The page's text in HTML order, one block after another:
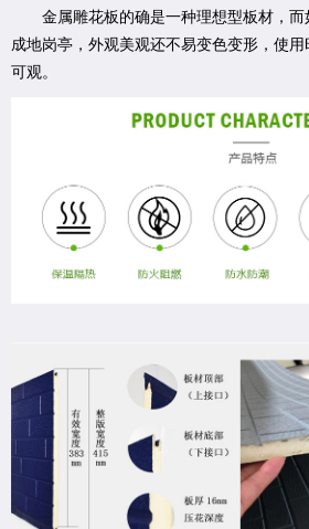
金属雕花板的确是一种理想型板材，
成地岗亭，外观美观还不易变色变形，使
可观。